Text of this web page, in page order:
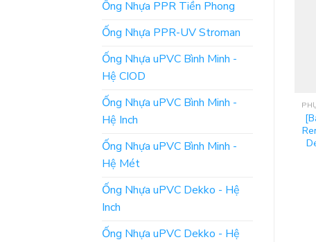
Ống Nhựa PPR Tiền Phong
Ống Nhựa PPR-UV Stroman
Ống Nhựa uPVC Bình Minh -
Hệ CIOD
Ống Nhựa uPVC Bình Minh -
Hệ Inch
Ống Nhựa uPVC Bình Minh -
Hệ Mét
Ống Nhựa uPVC Dekko - Hệ
Inch
Ống Nhựa uPVC Dekko - Hệ
PHỤ KIỆN ỐNG NHỰA UPVC DEKKO
Cập Nhật Giá: Phụ Tùng
Ống Dekko – Keo Dán
Nhựa uPVC
ĐỌC TIẾP
Chính Hãng